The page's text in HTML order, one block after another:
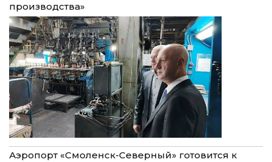
производства»
Аэропорт «Смоленск-Северный» готовится к